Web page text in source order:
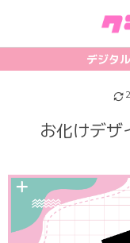
デジタ
お化けデザ
クラスTシャツの注文方法
料金について
お支払い方法について
ホッケーユニフォーム
バスケユニフォーム
【最新】流行りの背ネーム
【インスタ映え】おすすめ
韓国パロディ人気デザイン特
フォントを選ぶ
シルクスクリーンについて